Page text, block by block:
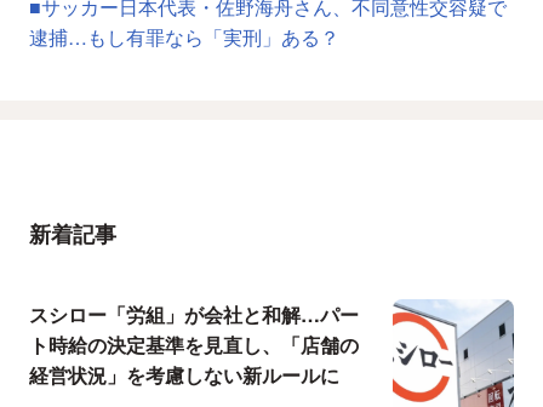
■サッカー日本代表・佐野海舟さん、不同意性交容疑で
逮捕…もし有罪なら「実刑」ある？
新着記事
スシロー「労組」が会社と和解…パー
ト時給の決定基準を見直し、「店舗の
経営状況」を考慮しない新ルールに